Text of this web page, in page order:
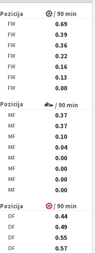
Pozicija / 90 min
FW
0.69
FW
0.39
FW
0.36
FW
0.22
FW
0.16
FW
0.13
FW 0.00
Pozicija / 90 min
MF
0.37
MF
0.37
MF
0.10
MF
0.04
MF
0.00
MF
0.00
MF
0.00
MF 0.00
Pozicija / 90 min
DF
0.44
DF
0.49
DF
0.55
DF
0.57